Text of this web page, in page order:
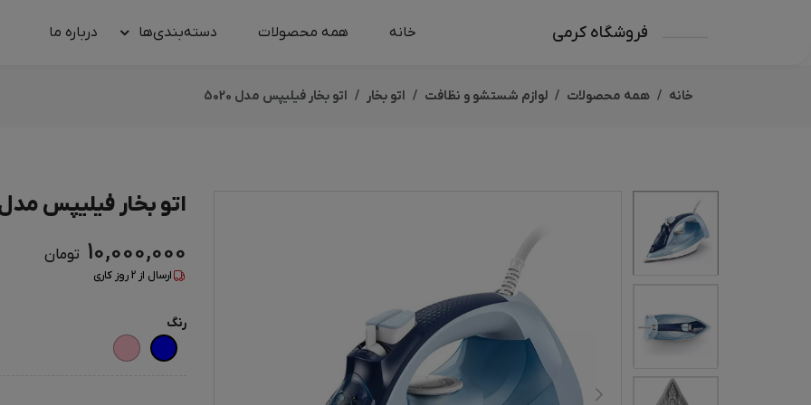
فروشگاه کرمی خانه همه محصولات دسته‌بندی‌ها درباره‌ ما
خانه همه محصولات لوازم شستشو و نظافت اتو بخار اتو بخار فیلیپس مدل 5020
اتو بخار فیلیپس مدل
10,000,000 تومان
ارسال از 2روز کاری
رنگ